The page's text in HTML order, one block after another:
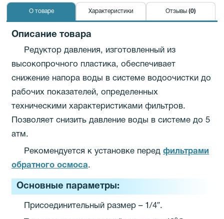
О товаре Характеристики Отзывы (0)
Описание товара
Редуктор давления, изготовленный из
высокопрочного пластика, обеспечивает
снижение напора воды в системе водоочистки до
рабочих показателей, определенных
техническими характеристиками фильтров.
Позволяет снизить давление воды в системе до 5
атм.
Рекомендуется к установке передфильтрами
обратного осмоса.
Основные параметры:
Присоединительный размер – 1/4″.